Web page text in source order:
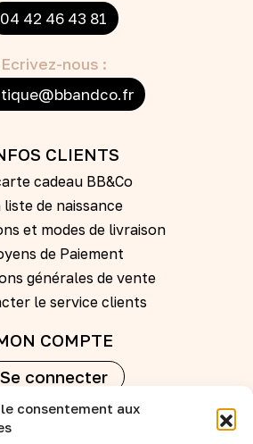
le consentement aux
04 42 46 43 81
Ecrivez-nous :
CLIENTS
cadeau BB&Co
liste de naissance
et modes de livraison
de Paiement
générales de vente
le service clients
COMPTE
Se connecter
un compte